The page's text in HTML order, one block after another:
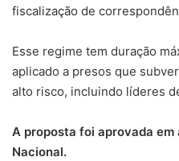
fiscalização de
Esse regime tem duração
aplicado a presos que
alto risco, incluindo líderes
A proposta foi aprovada em
Nacional.